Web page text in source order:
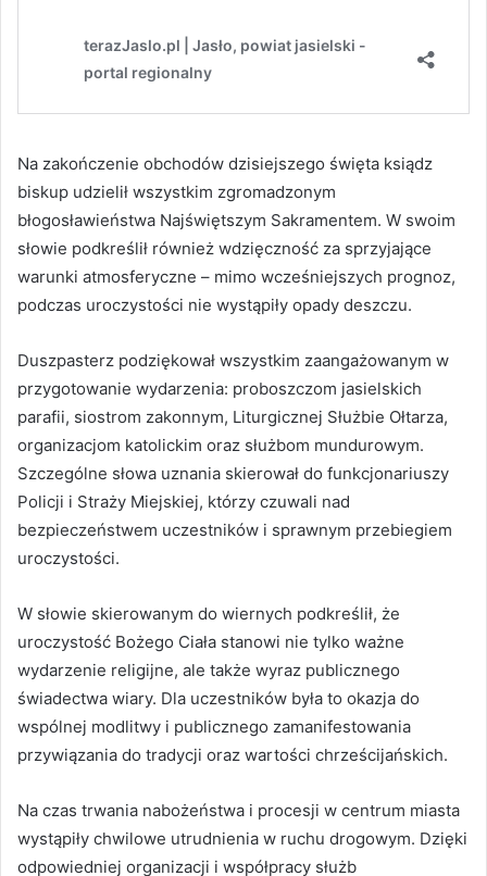
Na zakończenie obchodów dzisiejszego święta ksiądz
biskup udzielił wszystkim zgromadzonym
błogosławieństwa Najświętszym Sakramentem. W swoim
słowie podkreślił również wdzięczność za sprzyjające
warunki atmosferyczne – mimo wcześniejszych prognoz,
podczas uroczystości nie wystąpiły opady deszczu.
Duszpasterz podziękował wszystkim zaangażowanym w
przygotowanie wydarzenia: proboszczom jasielskich
parafii, siostrom zakonnym, Liturgicznej Służbie Ołtarza,
organizacjom katolickim oraz służbom mundurowym.
Szczególne słowa uznania skierował do funkcjonariuszy
Policji i Straży Miejskiej, którzy czuwali nad
bezpieczeństwem uczestników i sprawnym przebiegiem
uroczystości.
W słowie skierowanym do wiernych podkreślił, że
uroczystość Bożego Ciała stanowi nie tylko ważne
wydarzenie religijne, ale także wyraz publicznego
świadectwa wiary. Dla uczestników była to okazja do
wspólnej modlitwy i publicznego zamanifestowania
przywiązania do tradycji oraz wartości chrześcijańskich.
Na czas trwania nabożeństwa i procesji w centrum miasta
wystąpiły chwilowe utrudnienia w ruchu drogowym. Dzięki
odpowiedniej organizacji i współpracy służb